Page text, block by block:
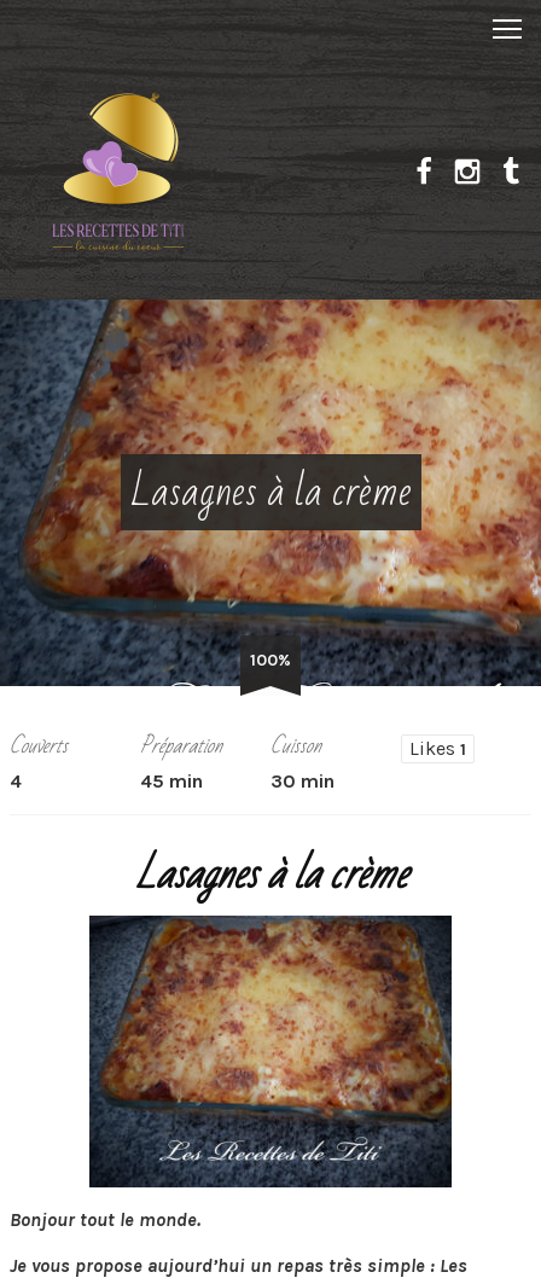
Lasagnes à la crème
100%
Couverts
4
Préparation
45 min
Cuisson
30 min
Likes 1
Lasagnes à la crème
Bonjour tout le monde.
Je vous propose aujourd’hui un repas très simple : Les